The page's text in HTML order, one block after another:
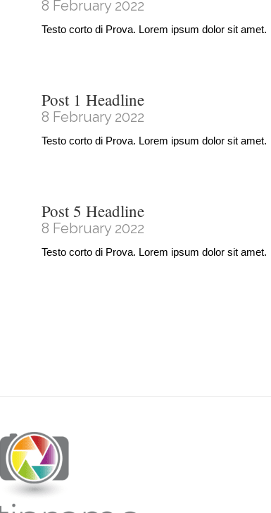
8 February 2022
Testo corto di Prova. Lorem ipsum dolor sit amet.
Post 1 Headline
8 February 2022
Testo corto di Prova. Lorem ipsum dolor sit amet.
Post 5 Headline
8 February 2022
Testo corto di Prova. Lorem ipsum dolor sit amet.